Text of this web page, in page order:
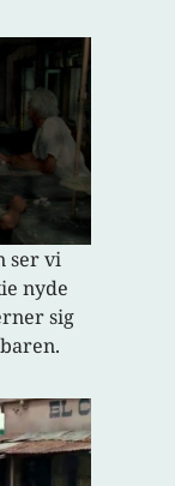
ser vi
nyde
sig